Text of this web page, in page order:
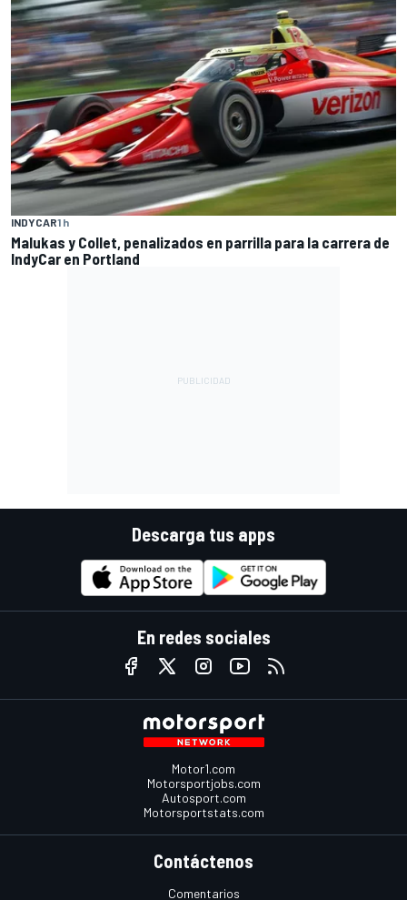
INDYCAR1 h
Malukas y Collet, penalizados en parrilla para la carrera de
IndyCar en Portland
Descarga tus apps
En redes sociales
Motor1.com
Motorsportjobs.com
Autosport.com
Motorsportstats.com
Contáctenos
Comentarios